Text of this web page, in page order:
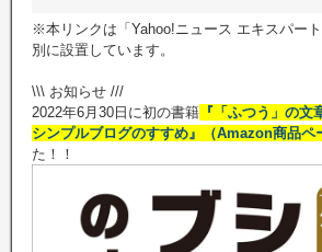
※本リンクは「Yahoo!ニュース エキスパー
別に設置しています。
\\\ お知らせ ///
2022年6月30日に初の書籍 『「ふつう」の
シンプルブログのすすめ』（Amazon商品ペ
た！！